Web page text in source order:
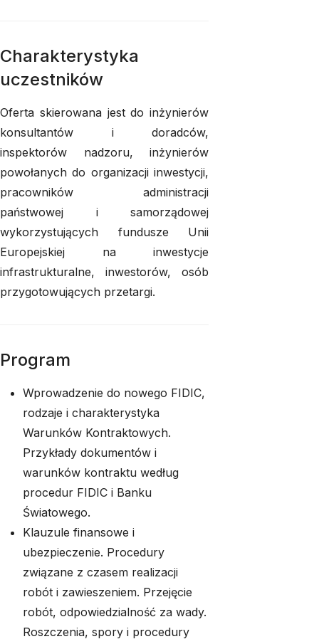
Charakterystyka
uczestników
Oferta skierowana jest do inżynierów
konsultantów i doradców,
inspektorów nadzoru, inżynierów
powołanych do organizacji inwestycji,
pracowników administracji
państwowej i samorządowej
wykorzystujących fundusze Unii
Europejskiej na inwestycje
infrastrukturalne, inwestorów, osób
przygotowujących przetargi.
Program
Wprowadzenie do nowego FIDIC,
rodzaje i charakterystyka
Warunków Kontraktowych.
Przykłady dokumentów i
warunków kontraktu według
procedur FIDIC i Banku
Światowego.
Klauzule finansowe i
ubezpieczenie. Procedury
związane z czasem realizacji
robót i zawieszeniem. Przejęcie
robót, odpowiedzialność za wady.
Roszczenia, spory i procedury